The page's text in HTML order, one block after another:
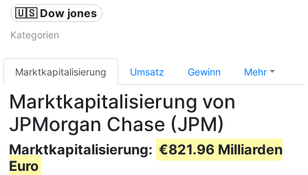
🇺🇸 Dow jones
Kategorien
Marktkapitalisierung Umsatz Gewinn Mehr
Marktkapitalisierung von
JPMorgan Chase (JPM)
Marktkapitalisierung: €821.96 Milliarden
Euro